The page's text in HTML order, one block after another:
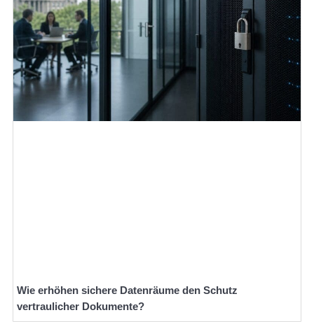
Wie erhöhen sichere Datenräume den Schutz
vertraulicher Dokumente?